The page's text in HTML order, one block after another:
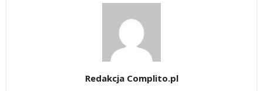
Redakcja Complito.pl